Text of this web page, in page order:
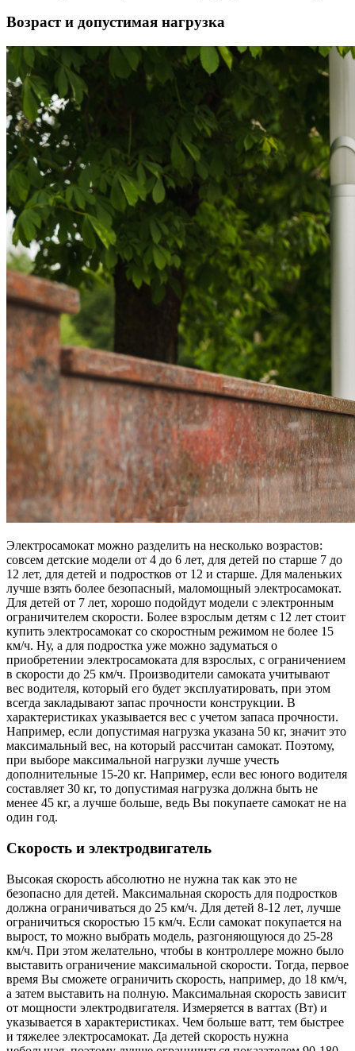
Возраст и допустимая нагрузка
Электросамокат можно разделить на несколько возрастов:
совсем детские модели от 4 до 6 лет, для детей по старше 7 до
12 лет, для детей и подростков от 12 и старше. Для маленьких
лучше взять более безопасный, маломощный электросамокат.
Для детей от 7 лет, хорошо подойдут модели с электронным
ограничителем скорости. Более взрослым детям с 12 лет стоит
купить электросамокат со скоростным режимом не более 15
км/ч. Ну, а для подростка уже можно задуматься о
приобретении электросамоката для взрослых, с ограничением
в скорости до 25 км/ч. Производители самоката учитывают
вес водителя, который его будет эксплуатировать, при этом
всегда закладывают запас прочности конструкции. В
характеристиках указывается вес с учетом запаса прочности.
Например, если допустимая нагрузка указана 50 кг, значит это
максимальный вес, на который рассчитан самокат. Поэтому,
при выборе максимальной нагрузки лучше учесть
дополнительные 15-20 кг. Например, если вес юного водителя
составляет 30 кг, то допустимая нагрузка должна быть не
менее 45 кг, а лучше больше, ведь Вы покупаете самокат не на
один год.
Скорость и электродвигатель
Высокая скорость абсолютно не нужна так как это не
безопасно для детей. Максимальная скорость для подростков
должна ограничиваться до 25 км/ч. Для детей 8-12 лет, лучше
ограничиться скоростью 15 км/ч. Если самокат покупается на
вырост, то можно выбрать модель, разгоняющуюся до 25-28
км/ч. При этом желательно, чтобы в контроллере можно было
выставить ограничение максимальной скорости. Тогда, первое
время Вы сможете ограничить скорость, например, до 18 км/ч,
а затем выставить на полную. Максимальная скорость зависит
от мощности электродвигателя. Измеряется в ваттах (Вт) и
указывается в характеристиках. Чем больше ватт, тем быстрее
и тяжелее электросамокат. Да детей скорость нужна